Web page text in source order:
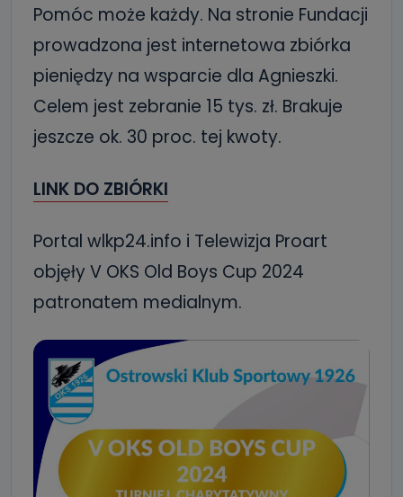
Pomóc może każdy. Na stronie Fundacji
prowadzona jest internetowa zbiórka
pieniędzy na wsparcie dla Agnieszki.
Celem jest zebranie 15 tys. zł. Brakuje
jeszcze ok. 30 proc. tej kwoty.
LINK DO ZBIÓRKI
Portal wlkp24.info i Telewizja Proart
objęły V OKS Old Boys Cup 2024
patronatem medialnym.